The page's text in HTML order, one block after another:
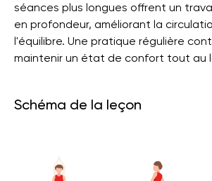
séances plus longues offrent un
en profondeur, améliorant la
l'équilibre. Une pratique régulière
maintenir un état de confort tout au
Schéma de la leçon